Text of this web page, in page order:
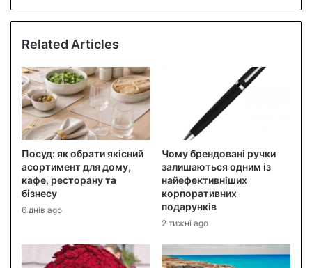
Related Articles
Посуд: як обрати якісний
асортимент для дому,
кафе, ресторану та
бізнесу
6 днів ago
Чому брендовані ручки
залишаються одним із
найефективніших
корпоративних
подарунків
2 тижні ago